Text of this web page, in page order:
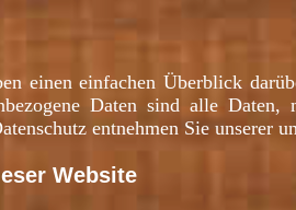
einen einfachen Überblick
Daten sind alle
entnehmen Sie unserer
Website